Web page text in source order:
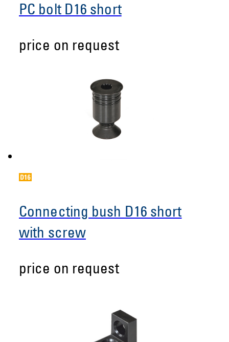
PC bolt D16 short
price on request
Connecting bush D16 short
with screw
price on request